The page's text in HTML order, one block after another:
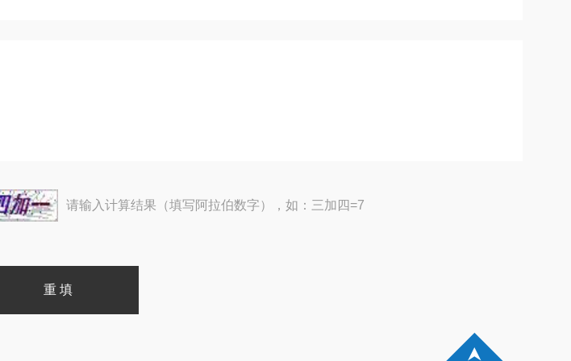
请输入计算结果（填写阿拉伯数字），如：三加四=7